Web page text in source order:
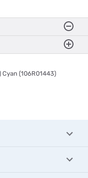
Cyan (106R01443)